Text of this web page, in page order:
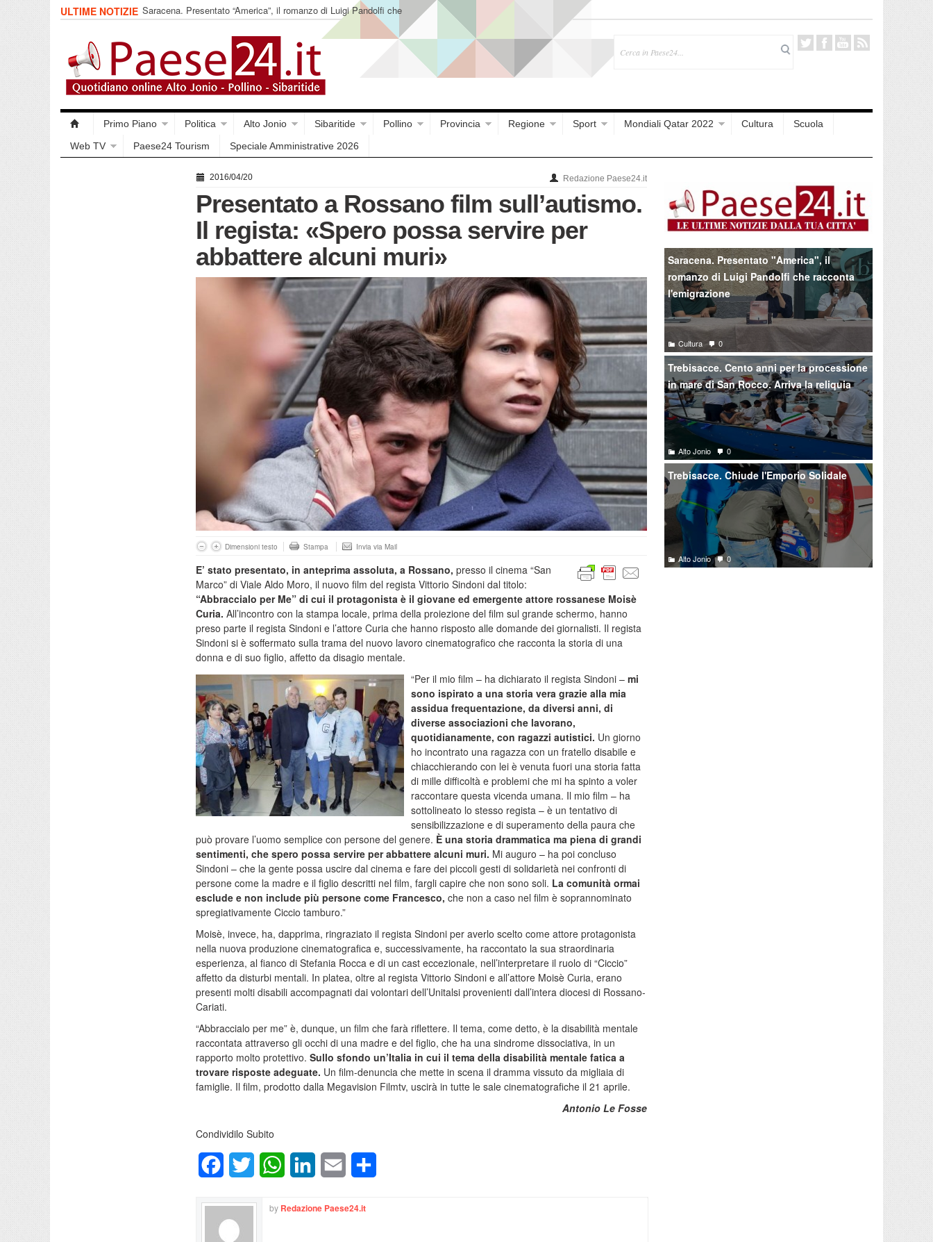
ULTIME NOTIZIE Saracena. Presentato “America”, il romanzo di Luigi Pandolfi che
racconta l’emigrazione
Primo Piano Politica Alto Jonio Sibaritide Pollino Provincia Regione Sport Mondiali Qatar 2022 Cultura
Scuola
Web TV
Paese24 Tourism Speciale Amministrative 2026
2016/04/20 Redazione Paese24.it
Presentato a Rossano film sull’autismo.
Il regista: «Spero possa servire per
abbattere alcuni muri»
Dimensioni testo Stampa Invia via Mail
E’ stato presentato, in anteprima assoluta, a Rossano, presso il cinema “San
Marco” di Viale Aldo Moro, il nuovo film del regista Vittorio Sindoni dal titolo:
“Abbraccialo per Me” di cui il protagonista è il giovane ed emergente attore rossanese Moisè
Curia. All’incontro con la stampa locale, prima della proiezione del film sul grande schermo, hanno
preso parte il regista Sindoni e l’attore Curia che hanno risposto alle domande dei giornalisti. Il regista
Sindoni si è soffermato sulla trama del nuovo lavoro cinematografico che racconta la storia di una
donna e di suo figlio, affetto da disagio mentale.
“Per il mio film – ha dichiarato il regista Sindoni – mi
sono ispirato a una storia vera grazie alla mia
assidua frequentazione, da diversi anni, di
diverse associazioni che lavorano,
quotidianamente, con ragazzi autistici. Un giorno
ho incontrato una ragazza con un fratello disabile e
chiacchierando con lei è venuta fuori una storia fatta
di mille difficoltà e problemi che mi ha spinto a voler
raccontare questa vicenda umana. Il mio film – ha
sottolineato lo stesso regista – è un tentativo di
sensibilizzazione e di superamento della paura che
può provare l’uomo semplice con persone del genere. È una storia drammatica ma piena di grandi
sentimenti, che spero possa servire per abbattere alcuni muri. Mi auguro – ha poi concluso
Sindoni – che la gente possa uscire dal cinema e fare dei piccoli gesti di solidarietà nei confronti di
persone come la madre e il figlio descritti nel film, fargli capire che non sono soli. La comunità ormai
esclude e non include più persone come Francesco, che non a caso nel film è soprannominato
spregiativamente Ciccio tamburo.”
Moisè, invece, ha, dapprima, ringraziato il regista Sindoni per averlo scelto come attore protagonista
nella nuova produzione cinematografica e, successivamente, ha raccontato la sua straordinaria
esperienza, al fianco di Stefania Rocca e di un cast eccezionale, nell’interpretare il ruolo di “Ciccio”
affetto da disturbi mentali. In platea, oltre al regista Vittorio Sindoni e all’attore Moisè Curia, erano
presenti molti disabili accompagnati dai volontari dell’Unitalsi provenienti dall’intera diocesi di Rossano-
Cariati.
“Abbraccialo per me” è, dunque, un film che farà riflettere. Il tema, come detto, è la disabilità mentale
raccontata attraverso gli occhi di una madre e del figlio, che ha una sindrome dissociativa, in un
rapporto molto protettivo. Sullo sfondo un’Italia in cui il tema della disabilità mentale fatica a
trovare risposte adeguate. Un film-denuncia che mette in scena il dramma vissuto da migliaia di
famiglie. Il film, prodotto dalla Megavision Filmtv, uscirà in tutte le sale cinematografiche il 21 aprile.
Antonio Le Fosse
Condividilo Subito
FacebookTwitter WhatsAppLinkedInEmail
by Redazione Paese24.it
Saracena. Presentato "America", il
romanzo di Luigi Pandolfi che racconta
l'emigrazione
Cultura 0
Trebisacce. Cento anni per la processione
in mare di San Rocco. Arriva la reliquia
Alto Jonio 0
Trebisacce. Chiude l'Emporio Solidale
Alto Jonio 0